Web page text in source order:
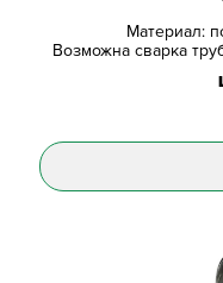
Материал:
Возможна сварка